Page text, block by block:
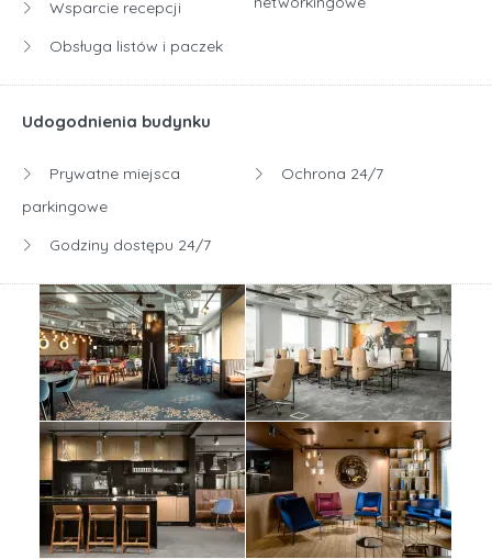
Wsparcie recepcji
Obsługa listów i paczek
Udogodnienia budynku
Prywatne miejsca
parkingowe
Godziny dostępu 24/7
Ochrona 24/7